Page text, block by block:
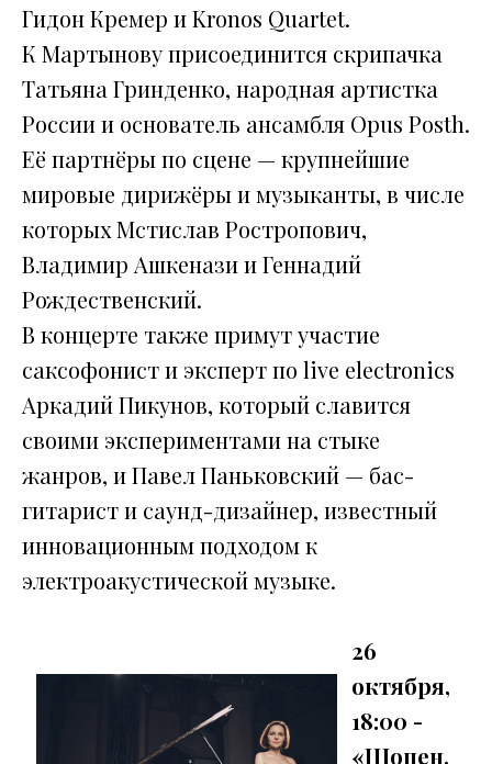
Гидон Кремер и Kronos Quartet.
К Мартынову присоединится скрипачка
Татьяна Гринденко, народная артистка
России и основатель ансамбля Opus Posth.
Её партнёры по сцене — крупнейшие
мировые дирижёры и музыканты, в числе
которых Мстислав Ростропович,
Владимир Ашкенази и Геннадий
Рождественский.
В концерте также примут участие
саксофонист и эксперт по live electronics
Аркадий Пикунов, который славится
своими экспериментами на стыке
жанров, и Павел Паньковский — бас-
гитарист и саунд-дизайнер, известный
инновационным подходом к
электроакустической музыке.
26
октября,
18:00 -
«Шопен,